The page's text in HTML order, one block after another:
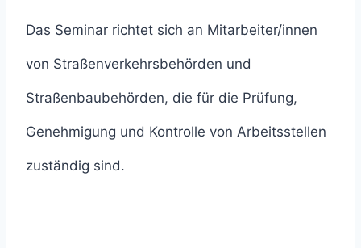
Das Seminar richtet sich an Mitarbeiter/innen
von Straßenverkehrsbehörden und
Straßenbaubehörden, die für die Prüfung,
Genehmigung und Kontrolle von Arbeitsstellen
zuständig sind.